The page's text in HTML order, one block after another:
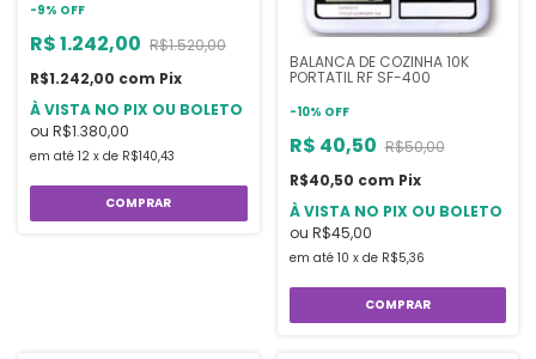
-9% OFF
R$ 1.242,00 R$1.520,00
R$1.242,00 com Pix
À VISTA NO PIX OU BOLETO
ou R$1.380,00
em até 12 x de R$140,43
BALANCA DE COZINHA 10K
PORTATIL RF SF-400
-10% OFF
R$ 40,50 R$50,00
R$40,50 com Pix
À VISTA NO PIX OU BOLETO
ou R$45,00
em até 10 x de R$5,36